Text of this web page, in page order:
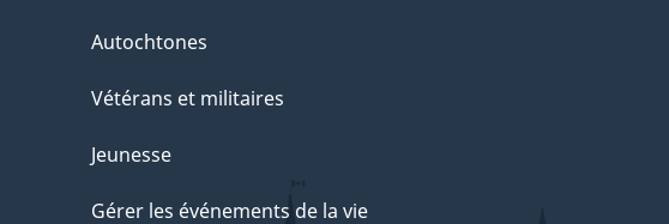
Autochtones
Vétérans et militaires
Jeunesse
Gérer les événements de la vie